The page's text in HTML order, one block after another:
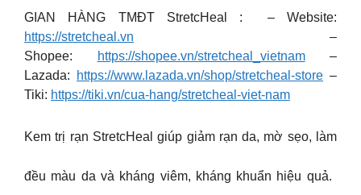
GIAN HÀNG TMĐT StretcHeal : – Website:
https://stretcheal.vn –
Shopee:
https://shopee.vn/stretcheal_vietnam–
Lazada:
https://www.lazada.vn/shop/stretcheal-store –
Tiki: https://tiki.vn/cua-hang/stretcheal-viet-nam
Kem trị rạn StretcHeal giúp giảm rạn da, mờ sẹo, làm
đều màu da và kháng viêm, kháng khuẩn hiệu quả. ​